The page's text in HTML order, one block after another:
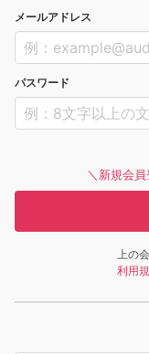
メールアドレス
パスワード
＼新規会
上の
利用